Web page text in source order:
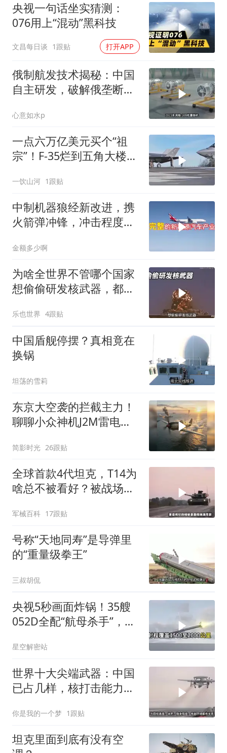
央视一句话坐实猜测：
076用上“混动”黑科技
文昌每日谈 1跟贴 打开APP
俄制航发技术揭秘：中国
自主研发，破解俄垄断之
心意如水p
一点六万亿美元买个“祖
宗”！F-35烂到五角大楼自
捂出个未来？
一饮山河 1跟贴
中制机器狼经新改进，携
火箭弹冲锋，冲击程度如
金额多少啊
为啥全世界不管哪个国家
想偷偷研发核武器，都会
乐也世界 4跟贴
中国盾舰停摆？真相竟在
换锅
坦荡的雪莉
东京大空袭的拦截主力！
聊聊小众神机J2M雷电战
简影时光 26跟贴
全球首款4代坦克，T14为
啥总不被看好？被战场嫌
军械百科 17跟贴
号称“天地同寿”是导弹里
的“重量级拳王”
三叔胡侃
央视5秒画面炸锅！35艘
052D全配“航母杀手”，美
星空解密站
世界十大尖端武器：中国
已占几样，核打击能力跻
你是我的一个梦 1跟贴
坦克里面到底有没有空